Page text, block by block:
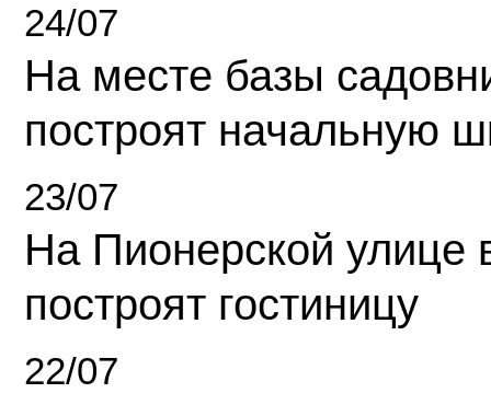
24/07
На месте базы
построят начальную
23/07
На Пионерской улице
построят гостиницу
22/07